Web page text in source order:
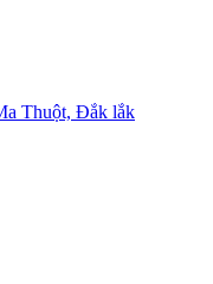
Thuột, Đắk lắk